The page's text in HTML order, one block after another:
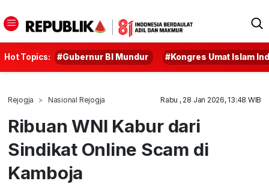
Hot Topics: #Gubernur BI Mundur #Kongres Umat Islam
Rejogja Nasional Rejogja Rabu , 28 Jan 2026, 13:48 WIB
Ribuan WNI Kabur dari
Sindikat Online Scam di
Kamboja